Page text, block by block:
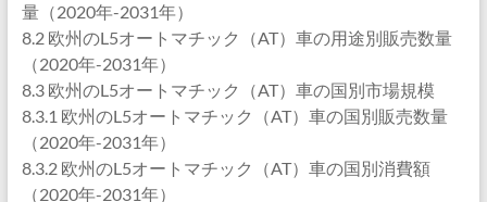
量（2020年-2031年）
8.2 欧州のL5オートマチック（AT）車の用途別販売数量
（2020年-2031年）
8.3 欧州のL5オートマチック（AT）車の国別市場規模
8.3.1 欧州のL5オートマチック（AT）車の国別販売数量
（2020年-2031年）
8.3.2 欧州のL5オートマチック（AT）車の国別消費額
（2020年-2031年）